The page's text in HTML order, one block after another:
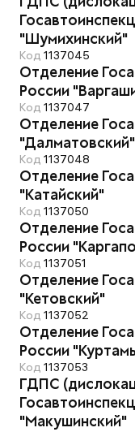
"Шумихинский"
Код 1137045
Отделение
России
Код 1137047
Отделение
"Далматовский"
Код 1137048
Отделение
"Катайский"
Код 1137050
Отделение
России
Код 1137051
Отделение
"Кетовский"
Код 1137052
Отделение
России
Код 1137053
ГДПС
"Макушинский"